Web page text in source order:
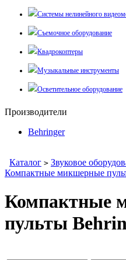
Системы нелинейного
Съемочное оборудование
Квадрокоптеры
Музыкальные инструменты
Осветительное оборудование
Производители
Behringer
Каталог > Звуковое
Компактные микшерные
Компактные
пульты